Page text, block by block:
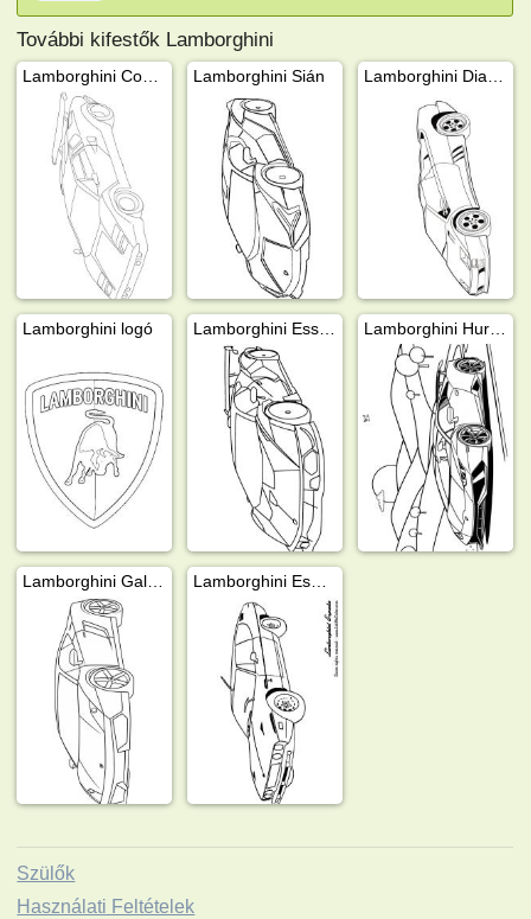
További kifestők Lamborghini
Lamborghini Sián
Lamborghini logó
Szülők
Használati Feltételek